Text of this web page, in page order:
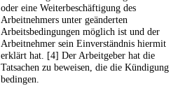
oder eine Weiterbeschäftigung des
Arbeitnehmers unter geänderten
Arbeitsbedingungen möglich ist und der
Arbeitnehmer sein Einverständnis hiermit
erklärt hat. [4] Der Arbeitgeber hat die
Tatsachen zu beweisen, die die Kündigung
bedingen.